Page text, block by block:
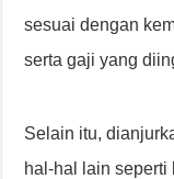
sesuai dengan
serta gaji yang
Selain itu,
hal-hal lain seperti